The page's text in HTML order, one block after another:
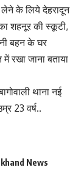
के लिये देहरादून
शहनूर की स्कूटी,
बहन के घर
रखा जाना बताया
थाना नई
23 वर्ष..
News